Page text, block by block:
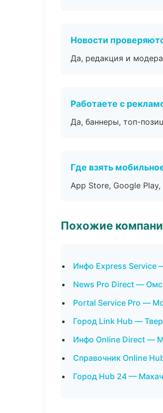
Новости
Да, редакция и
Работаете с
Да, баннеры, топ-
Где взять
App Store, Google Play,
Похожие
Инфо Express Service
News Pro Direct —
Portal Service Pro —
Город Link Hub —
Инфо Online Direct —
Справочник Online
Город Hub 24 —